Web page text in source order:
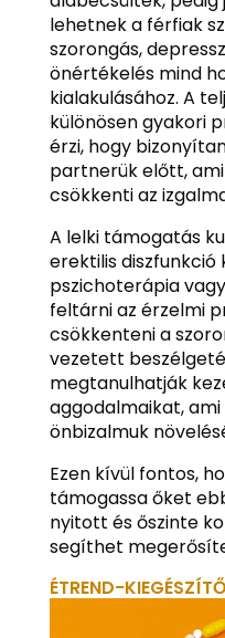
lehetnek a férfiak
szorongás,
önértékelés mind
kialakulásához. A
különösen gyakori
érzi, hogy
partnerük előtt,
csökkenti az
A lelki támogatás
erektilis diszfunkció
pszichoterápia
feltárni az érzelmi
csökkenteni a
vezetett
megtanulhatják
aggodalmaikat,
önbizalmuk
Ezen kívül fontos,
támogassa őket
nyitott és őszinte
segíthet
ÉTREND-